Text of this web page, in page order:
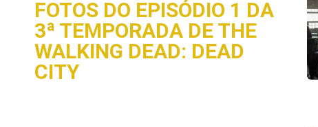
FOTOS DO EPISÓDIO 1 DA
3ª TEMPORADA DE THE
WALKING DEAD: DEAD
CITY